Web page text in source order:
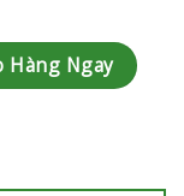
Hàng Ngay